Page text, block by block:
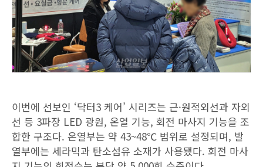
이번에 선보인 ‘닥터3 케어’ 시리즈는 근·원적외선과 자외
선 등 3파장 LED 광원, 온열 기능, 회전 마사지 기능을 조
합한 구조다. 온열부는 약 43~48℃ 범위로 설정되며, 발
열부에는 세라믹과 탄소섬유 소재가 사용됐다. 회전 마사